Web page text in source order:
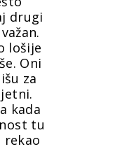
drugi
lošije
Oni
za
kada
tu
rekao